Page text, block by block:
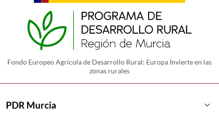
Fondo Europeo Agrícola de Desarrollo Rural: Europa Invierte en las
zonas rurales
PDR Murcia keyboard_arrow_down